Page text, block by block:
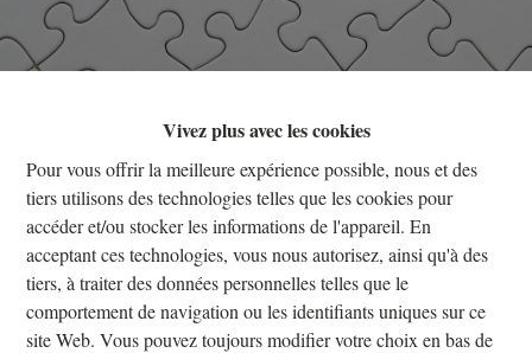
Vivez plus avec les cookies
Pour vous offrir la meilleure expérience possible, nous et des
tiers utilisons des technologies telles que les cookies pour
accéder et/ou stocker les informations de l'appareil. En
acceptant ces technologies, vous nous autorisez, ainsi qu'à des
tiers, à traiter des données personnelles telles que le
comportement de navigation ou les identifiants uniques sur ce
site Web. Vous pouvez toujours modifier votre choix en bas de
Oups, cette page n'existe plus
À Vendre À Louer